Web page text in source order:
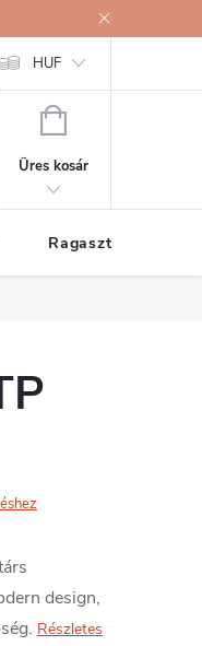
HUF
KOSÁR
Üres kosár
Ragasztók
design,
Részletes